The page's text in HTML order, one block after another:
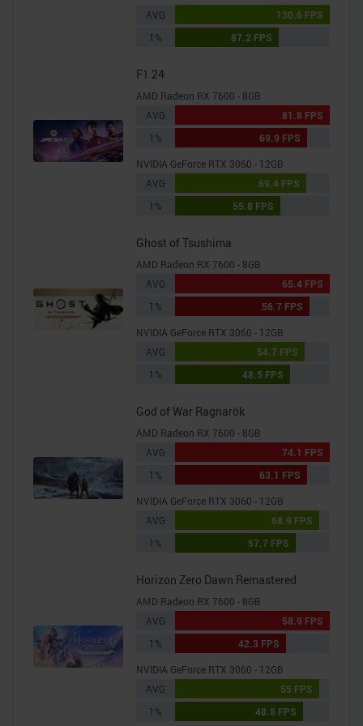
analysieren. Außerdem geben wir Informationen zu Ihrer
Verwendung unserer Website an unsere Partner für
soziale Medien, Werbung und Analysen weiter. Unsere
Partner führen diese Informationen möglicherweise mit
haben oder die sie im Rahmen Ihrer Nutzung der Dienste
gesammelt haben.
AVG
130.6 FPS
1%
87.2 FPS
F1 24
AMD Radeon RX 7600 - 8GB
AVG
81.8 FPS
1%
69.9 FPS
NVIDIA GeForce RTX 3060 - 12GB
AVG
69.4 FPS
1%
55.8 FPS
Ghost of Tsushima
AMD Radeon RX 7600 - 8GB
AVG
65.4 FPS
1%
56.7 FPS
NVIDIA GeForce RTX 3060 - 12GB
AVG
54.7 FPS
1%
48.5 FPS
God of War Ragnarök
AMD Radeon RX 7600 - 8GB
AVG
74.1 FPS
1%
63.1 FPS
NVIDIA GeForce RTX 3060 - 12GB
AVG
68.9 FPS
1%
57.7 FPS
Horizon Zero Dawn Remastered
AMD Radeon RX 7600 - 8GB
AVG
58.9 FPS
1%
42.3 FPS
NVIDIA GeForce RTX 3060 - 12GB
AVG
55 FPS
1%
48.8 FPS